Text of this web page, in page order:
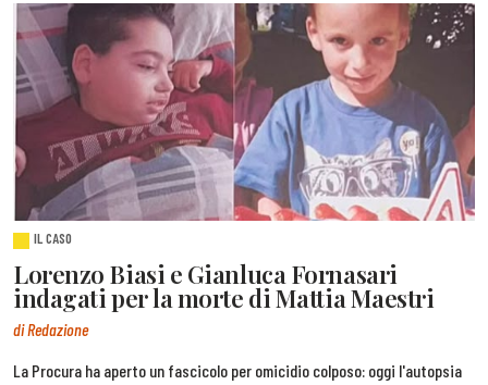
IL CASO
Lorenzo Biasi e Gianluca Fornasari
indagati per la morte di Mattia Maestri
di Redazione
La Procura ha aperto un fascicolo per omicidio colposo: oggi l'autopsia